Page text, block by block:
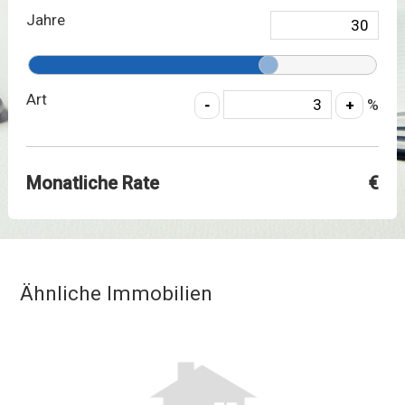
Jahre
Art %
Monatliche Rate €
Ähnliche Immobilien